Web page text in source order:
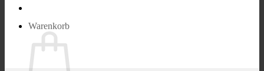
Warenkorb